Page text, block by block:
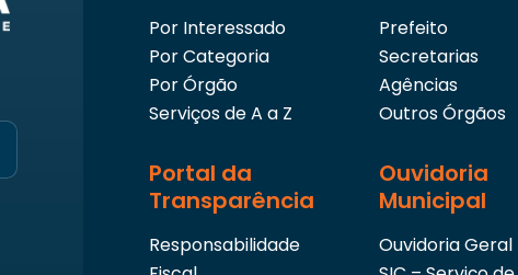
Por Interessado
Por Categoria
Por Órgão
Serviços de A a Z
Prefeito
Secretarias
Agências
Outros Órgãos
Portal da
Transparência
Responsabilidade
Ouvidoria
Municipal
Ouvidoria Geral